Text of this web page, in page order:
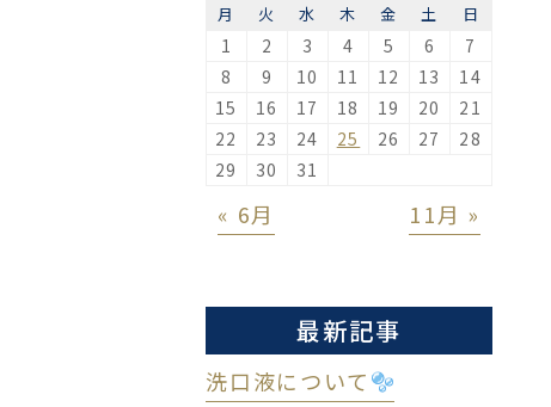
月 火 水 木 金 土 日
1 2 3 4 5 6
7
8
9 10 11 12 13
14
15
16 17 18 19 20
21
22
23 24 25 26 27
28
29
30 31
« 6月 11月 »
最新記事
洗口液について